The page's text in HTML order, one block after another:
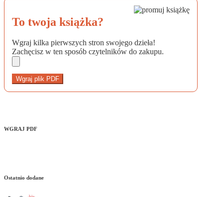
To twoja książka?
Wgraj kilka pierwszych stron swojego dzieła!
Zachęcisz w ten sposób czytelników do zakupu.
Wgraj plik PDF
WGRAJ PDF
Ostatnio dodane